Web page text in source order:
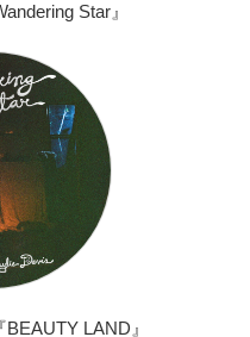
Star』
LAND』